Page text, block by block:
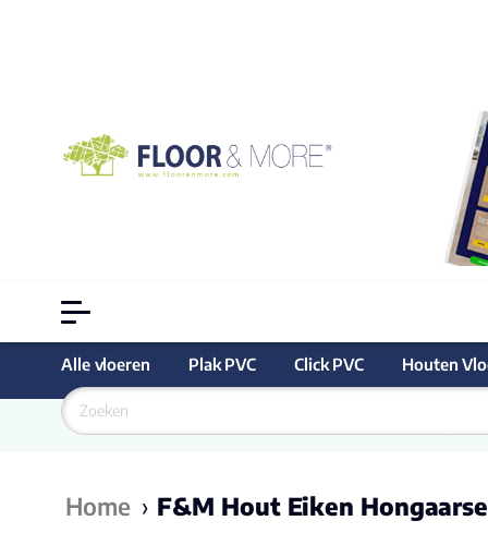
Alle vloeren Plak PVC Click PVC Houten
Home › F&M Hout Eiken